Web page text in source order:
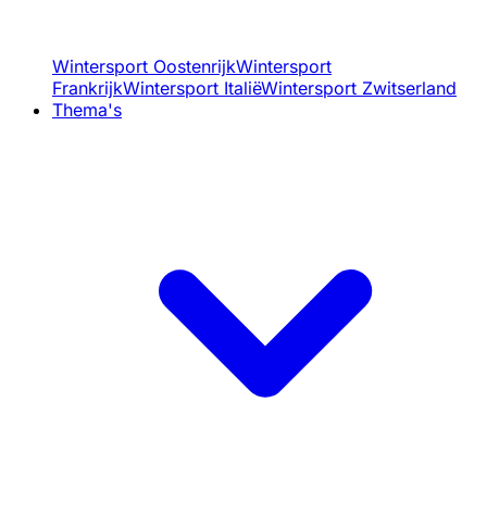
Wintersport OostenrijkWintersport
FrankrijkWintersport ItaliëWintersport Zwitserland
Thema's